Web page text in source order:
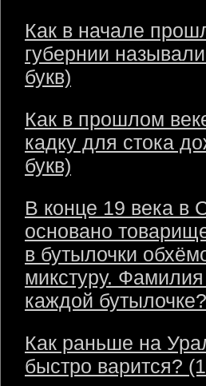
Как в начале
губернии
букв)
Как в прошлом
кадку для стока
букв)
В конце 19 века в
основано
в бутылочки
микстуру. Фамилия
каждой
Как раньше на
быстро варится?